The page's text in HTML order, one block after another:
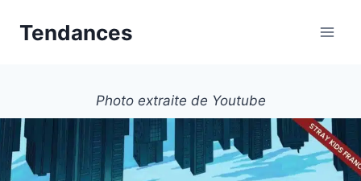
Tendances
Photo extraite de Youtube